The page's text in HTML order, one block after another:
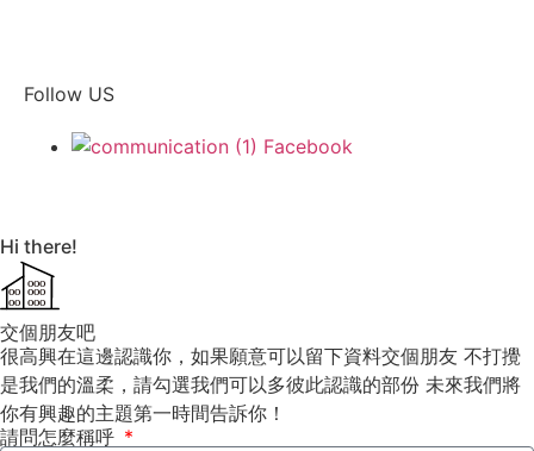
Follow US
Facebook
Hi there!
OOO
OOO
OOO
OO
OO
交個朋友吧
很高興在這邊認識你，如果願意可以留下資料交個朋友 不打攪
是我們的溫柔，請勾選我們可以多彼此認識的部份 未來我們將
你有興趣的主題第一時間告訴你！
請問怎麼稱呼